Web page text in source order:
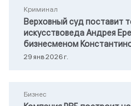
Криминал
Верховный суд поставит
искусствоведа Андрея
бизнесменом
29 янв 2026 г.
Бизнес